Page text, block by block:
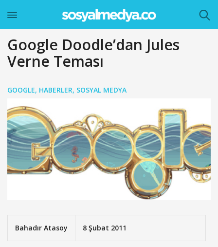
Google Doodle’dan Jules
Verne Teması
GOOGLE, HABERLER, SOSYAL MEDYA
Bahadır Atasoy 8 Şubat 2011